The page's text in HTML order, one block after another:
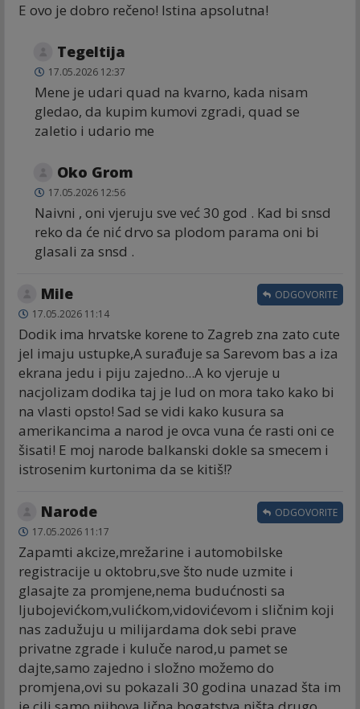
E ovo je dobro rečeno! Istina apsolutna!
Tegeltija
17.05.2026 12:37
Mene je udari quad na kvarno, kada nisam
gledao, da kupim kumovi zgradi, quad se
zaletio i udario me
Oko Grom
17.05.2026 12:56
Naivni , oni vjeruju sve već 30 god . Kad bi snsd
reko da će nić drvo sa plodom parama oni bi
glasali za snsd .
Mile
17.05.2026 11:14
Dodik ima hrvatske korene to Zagreb zna zato cute
jel imaju ustupke,A surađuje sa Sarevom bas a iza
ekrana jedu i piju zajedno...A ko vjeruje u
nacjolizam dodika taj je lud on mora tako kako bi
na vlasti opsto! Sad se vidi kako kusura sa
amerikancima a narod je ovca vuna će rasti oni ce
šisati! E moj narode balkanski dokle sa smecem i
istrosenim kurtonima da se kitiš!?
ODGOVORITE
Narode
17.05.2026 11:17
Zapamti akcize,mrežarine i automobilske
registracije u oktobru,sve što nude uzmite i
glasajte za promjene,nema budućnosti sa
ljubojevićkom,vulićkom,vidovićevom i sličnim koji
nas zadužuju u milijardama dok sebi prave
privatne zgrade i kuluče narod,u pamet se
dajte,samo zajedno i složno možemo do
promjena,ovi su pokazali 30 godina unazad šta im
ODGOVORITE